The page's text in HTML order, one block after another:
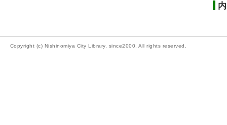
Copyright (c) Nishinomiya City Library, since2000, All rights reserved.